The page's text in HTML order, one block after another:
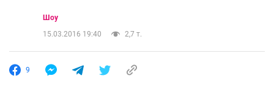
Шоу
15.03.2016 19:40
2,7 т.
9